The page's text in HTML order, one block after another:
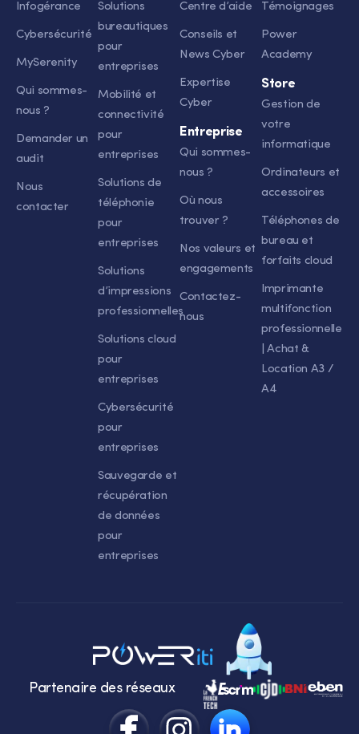
Infogérance
Cybersécurité
MySerenity
Qui sommes-
nous ?
Demander un
audit
Nous
contacter
Solutions
bureautiques
pour
entreprises
Mobilité et
connectivité
pour
entreprises
Solutions de
téléphonie
pour
entreprises
Solutions
d’impressions
professionnelles
Solutions cloud
pour
entreprises
Cybersécurité
pour
entreprises
Sauvegarde et
récupération
de données
pour
entreprises
Centre d’aide
Conseils et
News Cyber
Expertise
Cyber
Entreprise
Qui sommes-
nous ?
Où nous
trouver ?
Nos valeurs et
engagements
Contactez-
nous
Témoignages
Power
Academy
Store
Gestion de
votre
informatique
Ordinateurs et
accessoires
Téléphones de
bureau et
forfaits cloud
Imprimante
multifonction
professionnelle
| Achat &
Location A3 /
A4
Partenaire des réseaux